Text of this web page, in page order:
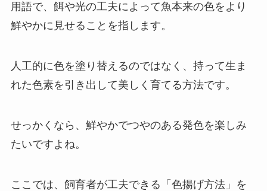
用語で、餌や光の工夫によって魚本来の色をより
鮮やかに見せることを指します。
人工的に色を塗り替えるのではなく、持って生ま
れた色素を引き出して美しく育てる方法です。
せっかくなら、鮮やかでつやのある発色を楽しみ
たいですよね。
ここでは、飼育者が工夫できる「色揚げ方法」を